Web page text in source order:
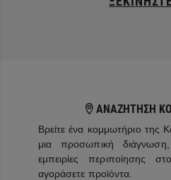
ΑΝΑΖΗΤΗΣΗ
Βρείτε ένα κομμωτήριο της
μια προσωπική
εμπειρίες περιποίησης
αγοράσετε προϊόντα.